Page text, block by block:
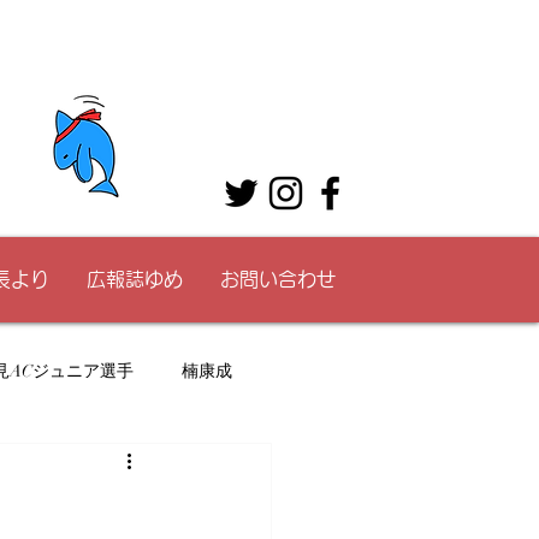
より 広報誌ゆめ お問い合わせ
ACジュニア選手 楠康成
中学生